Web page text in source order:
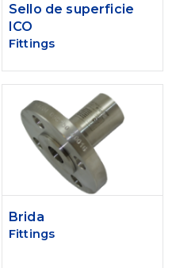
Sello de superficie
ICO
Fittings
Brida
Fittings